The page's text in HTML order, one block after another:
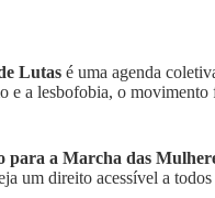
Lutas é uma agenda
a lesbofobia, o
para a Marcha das
um direito acessível a todos